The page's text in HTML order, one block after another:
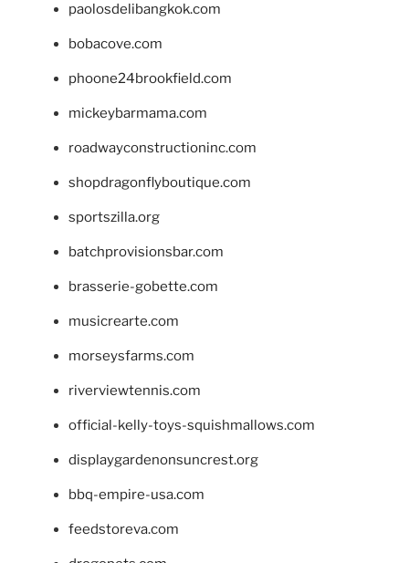
paolosdelibangkok.com
bobacove.com
phoone24brookfield.com
mickeybarmama.com
roadwayconstructioninc.com
shopdragonflyboutique.com
sportszilla.org
batchprovisionsbar.com
brasserie-gobette.com
musicrearte.com
morseysfarms.com
riverviewtennis.com
official-kelly-toys-squishmallows.com
displaygardenonsuncrest.org
bbq-empire-usa.com
feedstoreva.com